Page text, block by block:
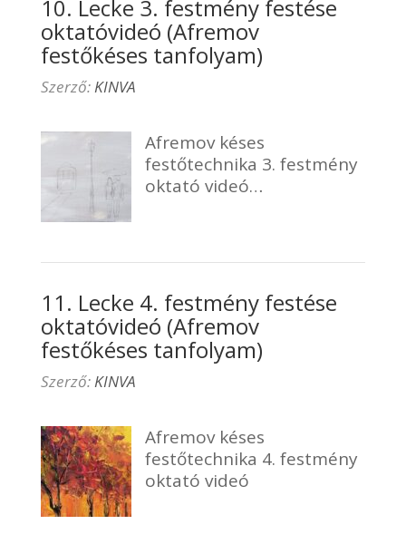
10. Lecke 3. festmény festése
oktatóvideó (Afremov
festőkéses tanfolyam)
Szerző:KINVA
Afremov késes
festőtechnika 3. festmény
oktató videó…
11. Lecke 4. festmény festése
oktatóvideó (Afremov
festőkéses tanfolyam)
Szerző:KINVA
Afremov késes
festőtechnika 4. festmény
oktató videó